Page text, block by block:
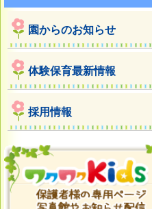
園からのお知らせ
体験保育最新情報
採用情報